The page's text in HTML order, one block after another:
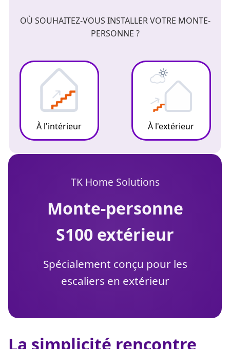
OÙ SOUHAITEZ-VOUS INSTALLER VOTRE MONTE-
PERSONNE ?
À l'intérieur À l'extérieur
TK Home Solutions
monte-personne
S100 extérieur
Spécialement conçu pour les
escaliers en extérieur
La simplicité rencontre